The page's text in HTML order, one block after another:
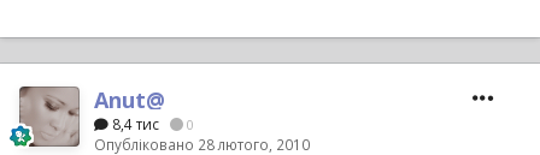
Anut@
8,4 тис 0
Опубліковано 28 лютого, 2010